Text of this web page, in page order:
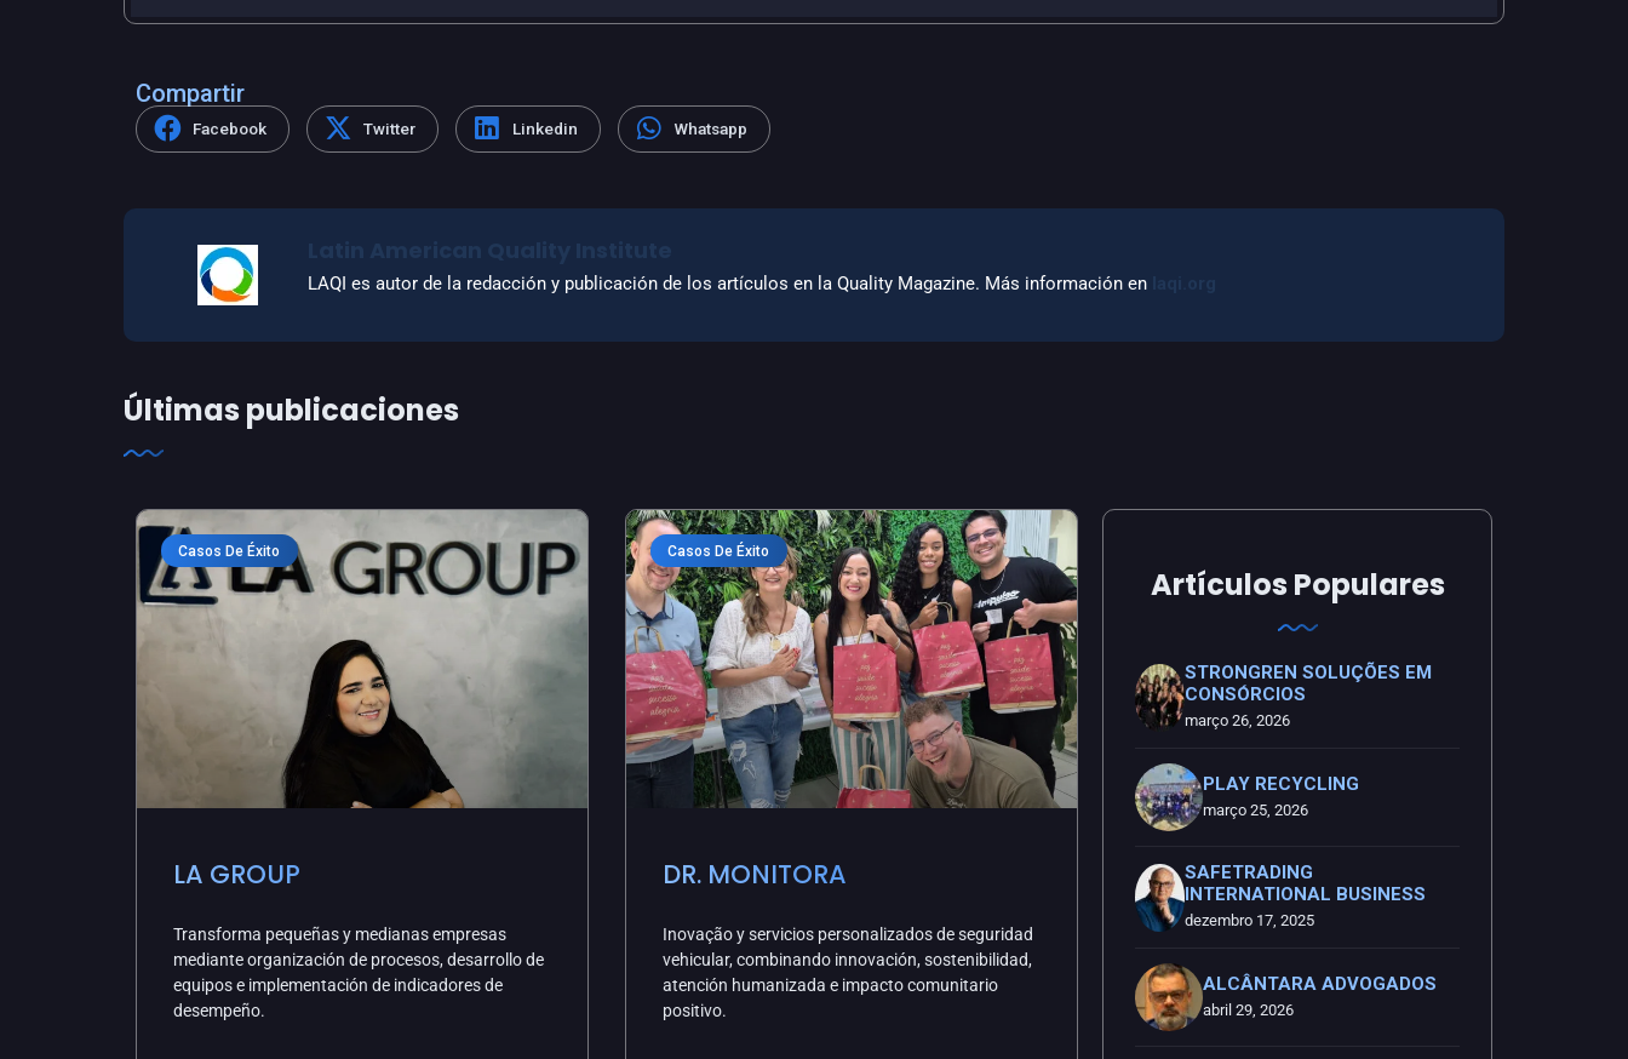
Compartir
Facebook Twitter Linkedin Whatsapp
LAQI es autor de la redacción y publicación de los artículos en la Quality Magazine. Más información en
Últimas publicaciones
Casos De Éxito
LA GROUP
Transforma pequeñas y medianas empresas
mediante organización de procesos, desarrollo de
equipos e implementación de indicadores de
desempeño.
Casos De Éxito
DR. MONITORA
Inovação y servicios personalizados de seguridad
vehicular, combinando innovación, sostenibilidad,
atención humanizada e impacto comunitario
positivo.
Artículos Populares
STRONGREN SOLUÇÕES EM
CONSÓRCIOS
março 26, 2026
PLAY RECYCLING
março 25, 2026
SAFETRADING
INTERNATIONAL BUSINESS
dezembro 17, 2025
ALCÂNTARA ADVOGADOS
abril 29, 2026